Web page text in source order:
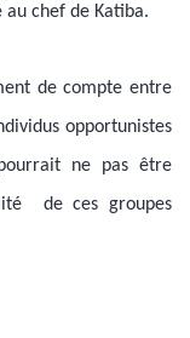
chef de Katiba.
de compte entre
opportunistes
ne pas être
de ces groupes